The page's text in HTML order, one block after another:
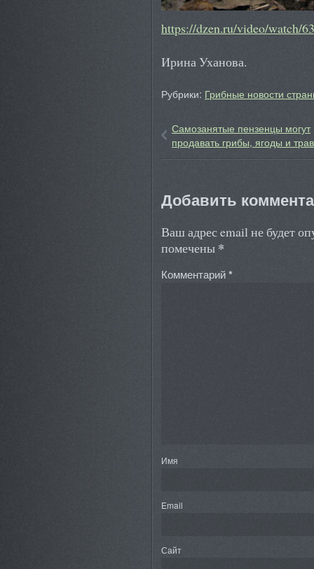
https://dzen.ru/video/watch/
Ирина Уханова.
Рубрики: Грибные новости
Самозанятые пензенцы могут
продавать грибы, ягоды и
Добавить
Ваш адрес email не будет
помечены *
Комментарий*
Имя
Email
Сайт